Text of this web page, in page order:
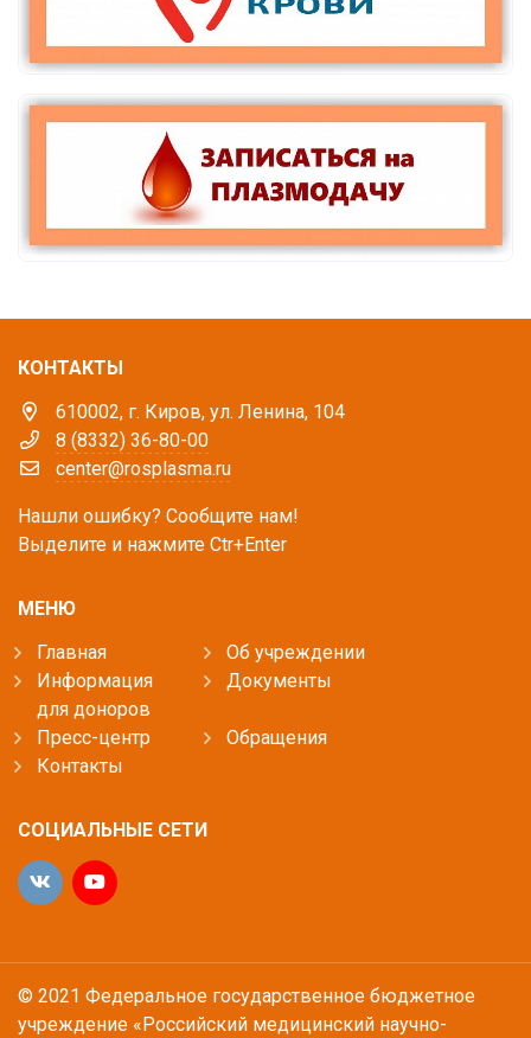
КОНТАКТЫ
610002, г. Киров, ул. Ленина, 104
8 (8332) 36-80-00
center@rosplasma.ru
Нашли ошибку? Сообщите нам!
Выделите и нажмите Ctr+Enter
МЕНЮ
Главная
Об учреждении
Информация
для доноров
Документы
Пресс-центр
Обращения
Контакты
СОЦИАЛЬНЫЕ СЕТИ
© 2021 Федеральное государственное бюджетное
учреждение «Российский медицинский научно-